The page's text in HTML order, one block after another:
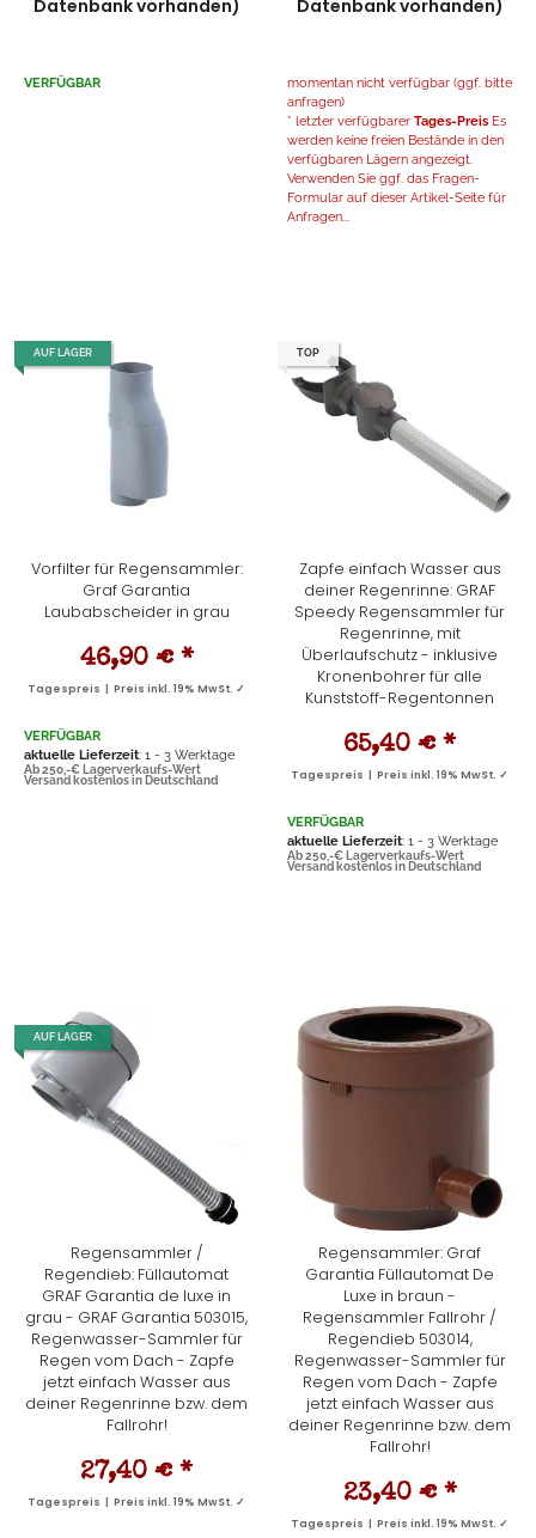
Datenbank vorhanden)
VERFÜGBAR
Datenbank vorhanden)
momentan nicht verfügbar (ggf. bitte
anfragen)
* letzter verfügbarer Tages-Preis Es
werden keine freien Bestände in den
verfügbaren Lägern angezeigt.
Verwenden Sie ggf. das Fragen-
Formular auf dieser Artikel-Seite für
Anfragen...
AUF LAGER
Vorfilter für Regensammler:
Graf Garantia
Laubabscheider in grau
46,90 € *
Tagespreis | Preis inkl. 19% MwSt. ✓
VERFÜGBAR
aktuelle Lieferzeit: 1 - 3 Werktage
Ab 250,-€ Lagerverkaufs-Wert
Versand kostenlos in Deutschland
TOP
Zapfe einfach Wasser aus
deiner Regenrinne: GRAF
Speedy Regensammler für
Regenrinne, mit
Überlaufschutz - inklusive
Kronenbohrer für alle
Kunststoff-Regentonnen
65,40 € *
Tagespreis | Preis inkl. 19% MwSt. ✓
VERFÜGBAR
aktuelle Lieferzeit: 1 - 3 Werktage
Ab 250,-€ Lagerverkaufs-Wert
Versand kostenlos in Deutschland
AUF LAGER
Regensammler /
Regendieb: Füllautomat
GRAF Garantia de luxe in
grau - GRAF Garantia 503015,
Regenwasser-Sammler für
Regen vom Dach - Zapfe
jetzt einfach Wasser aus
deiner Regenrinne bzw. dem
Fallrohr!
27,40 € *
Tagespreis | Preis inkl. 19% MwSt. ✓
Regensammler: Graf
Garantia Füllautomat De
Luxe in braun -
Regensammler Fallrohr /
Regendieb 503014,
Regenwasser-Sammler für
Regen vom Dach - Zapfe
jetzt einfach Wasser aus
deiner Regenrinne bzw. dem
Fallrohr!
23,40 € *
Tagespreis | Preis inkl. 19% MwSt. ✓